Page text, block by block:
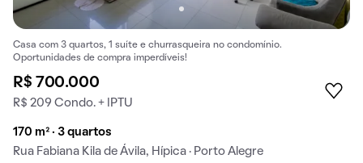
Casa com 3 quartos, 1 suíte e churrasqueira no condomínio.
Oportunidades de compra imperdíveis!
R$ 700.000
R$ 209 Condo. + IPTU
170 m² · 3 quartos
Rua Fabiana Kila de Ávila, Hípica · Porto Alegre